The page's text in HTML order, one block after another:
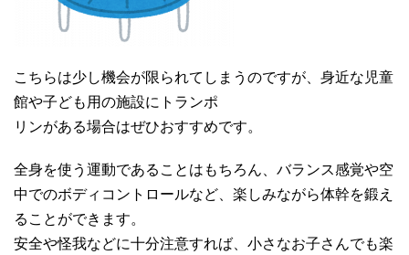
こちらは少し機会が限られてしまうのですが、身近な児童
館や子ども用の施設にトランポ
リンがある場合はぜひおすすめです。
全身を使う運動であることはもちろん、バランス感覚や空
中でのボディコントロールなど、楽しみながら体幹を鍛え
ることができます。
安全や怪我などに十分注意すれば、小さなお子さんでも楽